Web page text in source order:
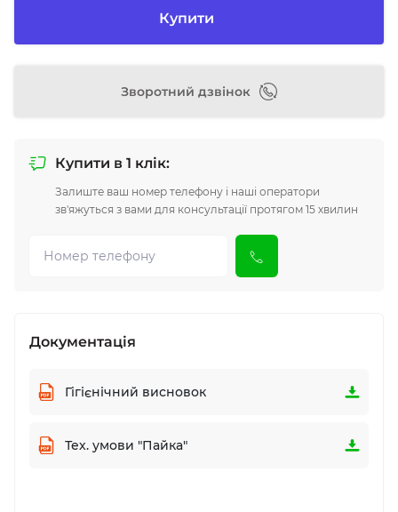
Купити
Зворотний дзвінок
Купити в 1 клік:
Залиште ваш номер телефону і наші оператори
зв'яжуться з вами для консультації протягом 15 хвилин
Документація
Гігієнічний висновок
Тех. умови "Пайка"